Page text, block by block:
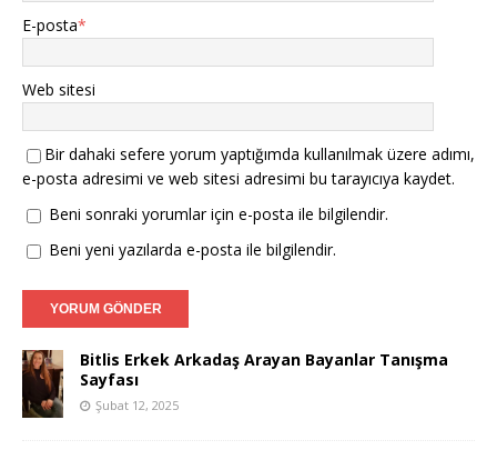
E-posta*
Web sitesi
Bir dahaki sefere yorum yaptığımda kullanılmak üzere adımı,
e-posta adresimi ve web sitesi adresimi bu tarayıcıya kaydet.
Beni sonraki yorumlar için e-posta ile bilgilendir.
Beni yeni yazılarda e-posta ile bilgilendir.
Bitlis Erkek Arkadaş Arayan Bayanlar Tanışma
Sayfası
Şubat 12, 2025